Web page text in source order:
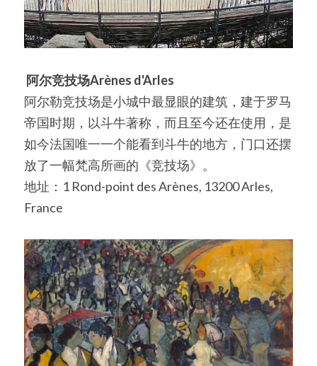
阿尔竞技场Arènes d'Arles
阿尔勒竞技场是小城中最显眼的建筑，建于罗马
帝国时期，以斗牛著称，而且至今还在使用，是
如今法国唯一一个能看到斗牛的地方，门口还摆
放了一幅梵高所画的《竞技场》。
地址：1 Rond-point des Arènes, 13200 Arles,
France